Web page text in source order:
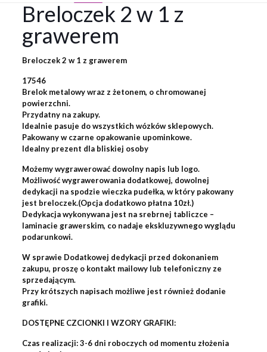
Breloczek 2 w 1 z
grawerem
Breloczek 2 w 1 z grawerem
17546
Brelok metalowy wraz z żetonem, o chromowanej
powierzchni.
Przydatny na zakupy.
Idealnie pasuje do wszystkich wózków sklepowych.
Pakowany w czarne opakowanie upominkowe.
Idealny prezent dla bliskiej osoby
Możemy wygrawerować dowolny napis lub logo.
Możliwość wygrawerowania dodatkowej, dowolnej
dedykacji na spodzie wieczka pudełka, w który pakowany
jest breloczek.(Opcja dodatkowo płatna 10zł.)
Dedykacja wykonywana jest na srebrnej tabliczce –
laminacie grawerskim, co nadaje ekskluzywnego wyglądu
podarunkowi.
W sprawie Dodatkowej dedykacji przed dokonaniem
zakupu, proszę o kontakt mailowy lub telefoniczny ze
sprzedającym.
Przy krótszych napisach możliwe jest również dodanie
grafiki.
DOSTĘPNE CZCIONKI I WZORY GRAFIKI:
Czas realizacji: 3-6 dni roboczych od momentu złożenia